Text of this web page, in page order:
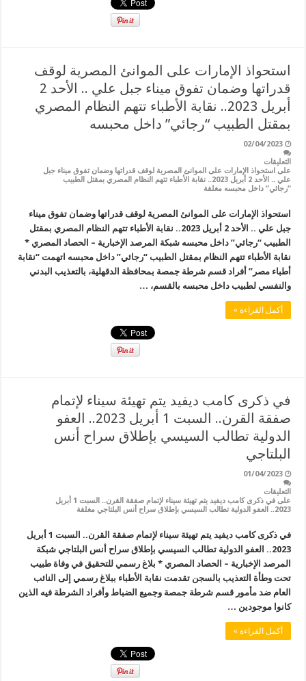
استحواذ الإمارات على الموانئ المصرية لوقف
قدراتها وضمان تفوق ميناء جبل علي .. الأحد 2
أبريل 2023.. نقابة الأطباء تتهم النظام المصري
بمقتل الطبيب “رجائي” داخل محبسه
02/04/2023
التعليقات
على استحواذ الإمارات على الموانئ المصرية لوقف قدراتها وضمان تفوق ميناء جبل
علي .. الأحد 2 أبريل 2023.. نقابة الأطباء تتهم النظام المصري بمقتل الطبيب
“رجائي” داخل محبسه مغلقة
استحواذ الإمارات على الموانئ المصرية لوقف قدراتها وضمان تفوق ميناء
جبل علي .. الأحد 2 أبريل 2023.. نقابة الأطباء تتهم النظام المصري بمقتل
الطبيب “رجائي” داخل محبسه شبكة المرصد الإخبارية – الحصاد المصري *
نقابة الأطباء تتهم النظام بمقتل الطبيب “رجائي” داخل محبسه اتهمت “نقابة
أطباء مصر” أفراد قسم شرطة جمصة بمحافظة الدقهلية، بالتعذيب البدني
والنفسي لطبيب داخل محبسه بالقسم، …
أكمل القراءة »
في ذكرى كامب ديفيد يتم تهيئة سيناء لإتمام
صفقة القرن.. السبت 1 أبريل 2023.. العفو
الدولية تطالب السيسي بإطلاق سراح أنس
البلتاجي
01/04/2023
التعليقات
على في ذكرى كامب ديفيد يتم تهيئة سيناء لإتمام صفقة القرن.. السبت 1 أبريل
2023.. العفو الدولية تطالب السيسي بإطلاق سراح أنس البلتاجي مغلقة
في ذكرى كامب ديفيد يتم تهيئة سيناء لإتمام صفقة القرن.. السبت 1 أبريل
2023.. العفو الدولية تطالب السيسي بإطلاق سراح أنس البلتاجي شبكة
المرصد الإخبارية – الحصاد المصري * بلاغ رسمي للتحقيق في وفاة طبيب
تحت وطأة التعذيب بالسجن تقدمت نقابة الأطباء ببلاغ رسمي إلى النائب
العام ضد مأمور قسم شرطة جمصة وجميع الضباط وأفراد الشرطة فيه الذين
كانوا موجودين …
أكمل القراءة »